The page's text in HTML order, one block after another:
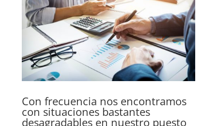
Con frecuencia nos encontramos
con situaciones bastantes
desagradables en nuestro puesto